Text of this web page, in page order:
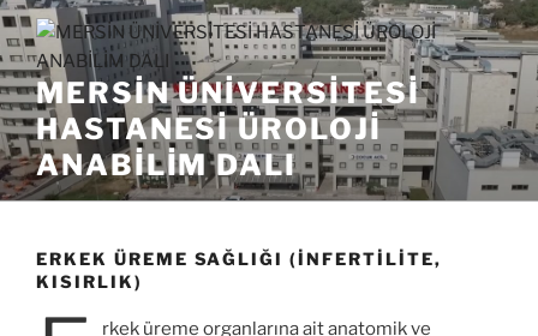
İçeriğe
geç
MERSİN ÜNİVERSİTESİ
HASTANESİ ÜROLOJİ
ANABİLİM DALI
ERKEK ÜREME SAĞLIĞI (İNFERTILITE,
KISIRLIK)
rkek üreme organlarına ait anatomik ve